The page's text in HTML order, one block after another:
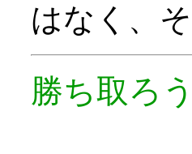
はなく、
勝ち取ろ